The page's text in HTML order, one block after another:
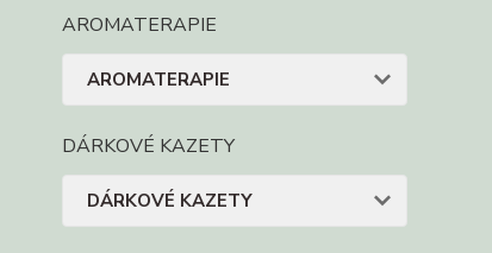
AROMATERAPIE
AROMATERAPIE
DÁRKOVÉ KAZETY
DÁRKOVÉ KAZETY